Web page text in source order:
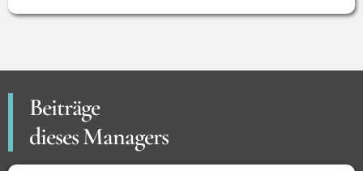
Beiträge
dieses Managers